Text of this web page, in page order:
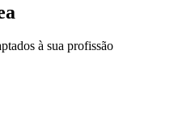
à sua profissão